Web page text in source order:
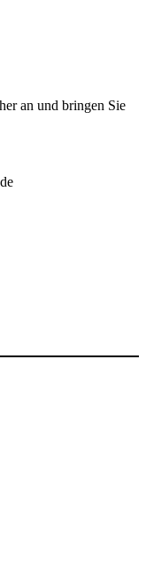
an und bringen Sie